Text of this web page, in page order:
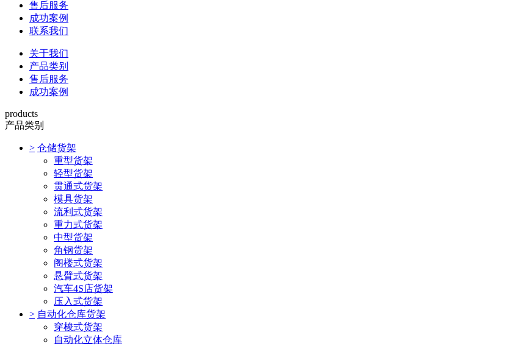
售后服务
成功案例
联系我们
关于我们
产品类别
售后服务
成功案例
products
产品类别
> 仓储货架
重型货架
轻型货架
贯通式货架
模具货架
流利式货架
重力式货架
中型货架
角钢货架
阁楼式货架
悬臂式货架
汽车4S店货架
压入式货架
> 自动化仓库货架
穿梭式货架
自动化立体仓库